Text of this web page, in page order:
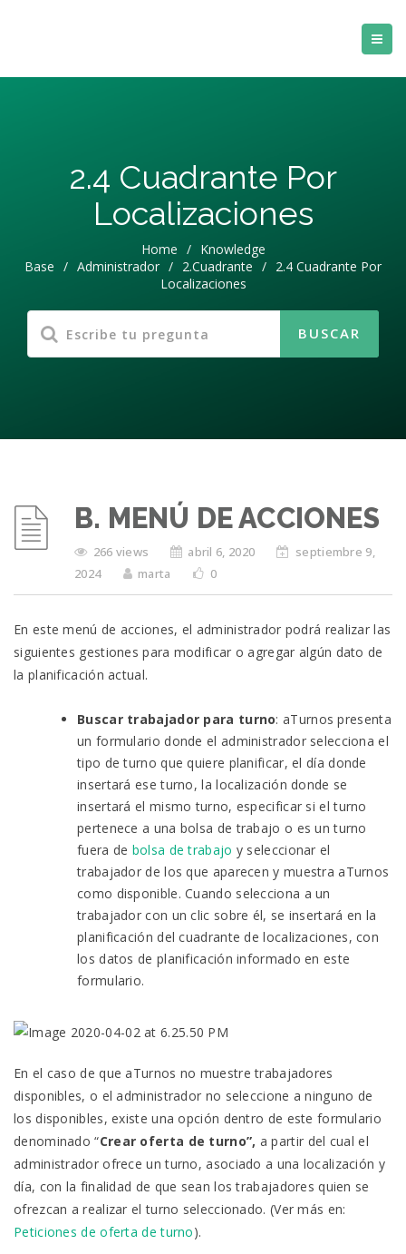
2.4 Cuadrante Por
Localizaciones
Home /
Knowledge
Base / Administrador / 2.Cuadrante / 2.4 Cuadrante Por
Localizaciones
B. MENÚ DE ACCIONES
266 views abril 6, 2020
septiembre 9,
2024
marta 0
En este menú de acciones, el administrador podrá realizar las
siguientes gestiones para modificar o agregar algún dato de
la planificación actual.
Buscar trabajador para turno: aTurnos presenta
un formulario donde el administrador selecciona el
tipo de turno que quiere planificar, el día donde
insertará ese turno, la localización donde se
insertará el mismo turno, especificar si el turno
pertenece a una bolsa de trabajo o es un turno
fuera de bolsa de trabajo y seleccionar el
trabajador de los que aparecen y muestra aTurnos
como disponible. Cuando selecciona a un
trabajador con un clic sobre él, se insertará en la
planificación del cuadrante de localizaciones, con
los datos de planificación informado en este
formulario.
En el caso de que aTurnos no muestre trabajadores
disponibles, o el administrador no seleccione a ninguno de
los disponibles, existe una opción dentro de este formulario
denominado “Crear oferta de turno”, a partir del cual el
administrador ofrece un turno, asociado a una localización y
día, con la finalidad de que sean los trabajadores quien se
ofrezcan a realizar el turno seleccionado. (Ver más en:
Peticiones de oferta de turno).